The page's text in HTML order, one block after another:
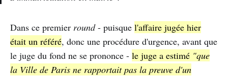
Dans ce premier round- puisque l'affaire jugée hier
était un référé, donc une procédure d'urgence, avant que
le juge du fond ne se prononce - le juge a estimé "que
la Ville de Paris ne rapportait pas la preuve d'un